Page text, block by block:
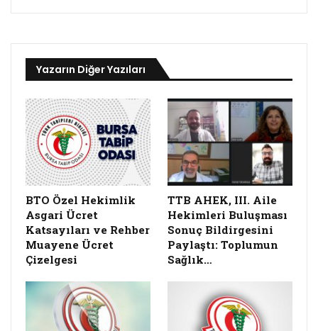
Yazarın Diğer Yazıları
BTO Özel Hekimlik
Asgari Ücret
Katsayıları ve Rehber
Muayene Ücret
Çizelgesi
TTB AHEK, III. Aile
Hekimleri Buluşması
Sonuç Bildirgesini
Paylaştı: Toplumun
Sağlık…